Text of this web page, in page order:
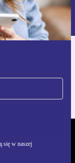
się w naszej
się w